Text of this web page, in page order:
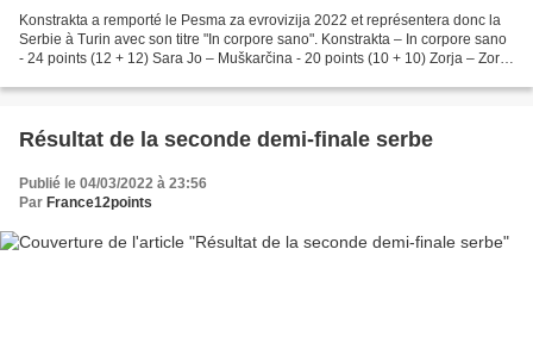
Konstrakta a remporté le Pesma za evrovizija 2022 et représentera donc la
Serbie à Turin avec son titre "In corpore sano". Konstrakta – In corpore sano
- 24 points (12 + 12) Sara Jo – Muškarčina - 20 points (10 + 10) Zorja – Zorja
Résultat de la seconde demi-finale serbe
Publié le 04/03/2022 à 23:56
Par France12points